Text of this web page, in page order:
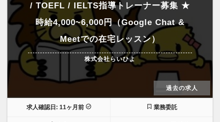
/ TOEFL / IELTS指導トレーナー募集 ★
時給4,000~6,000円（Google Chat &
Meetでの在宅レッスン）
株式会社らいひよ
過去の求人
求人確認日: 11ヶ月前 業務委託